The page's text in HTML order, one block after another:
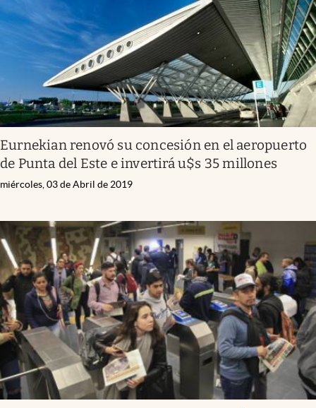
Eurnekian renovó su concesión en el aeropuerto
de Punta del Este e invertirá u$s 35 millones
miércoles, 03 de Abril de 2019